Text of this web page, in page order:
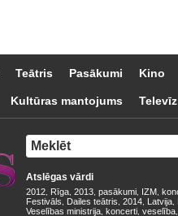
Teātris Pasākumi Kino
Kultūras mantojums
Atslēgas vārdi
2012 Rīga 2013 pasākumi IZM
Festivāls
Dailes teātris 2014 Latvija
Veselības ministrija koncerti veselība